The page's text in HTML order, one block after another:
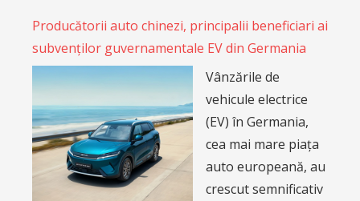
Producătorii auto chinezi, principalii beneficiari ai
subvenților guvernamentale EV din Germania
Vânzările de
vehicule electrice
(EV) în Germania,
cea mai mare piața
auto europeană, au
crescut semnificativ